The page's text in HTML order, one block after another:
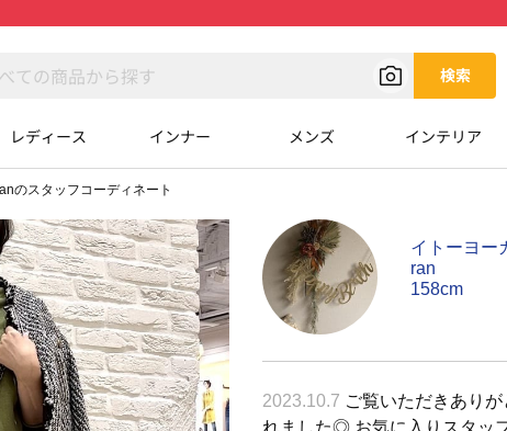
検索
レディース インナー メンズ インテリア
のスタッフコーディネート
イトーヨー
ran
158cm
2023.10.7 ご覧いただきあり
れました◎ お気に入りスタッ